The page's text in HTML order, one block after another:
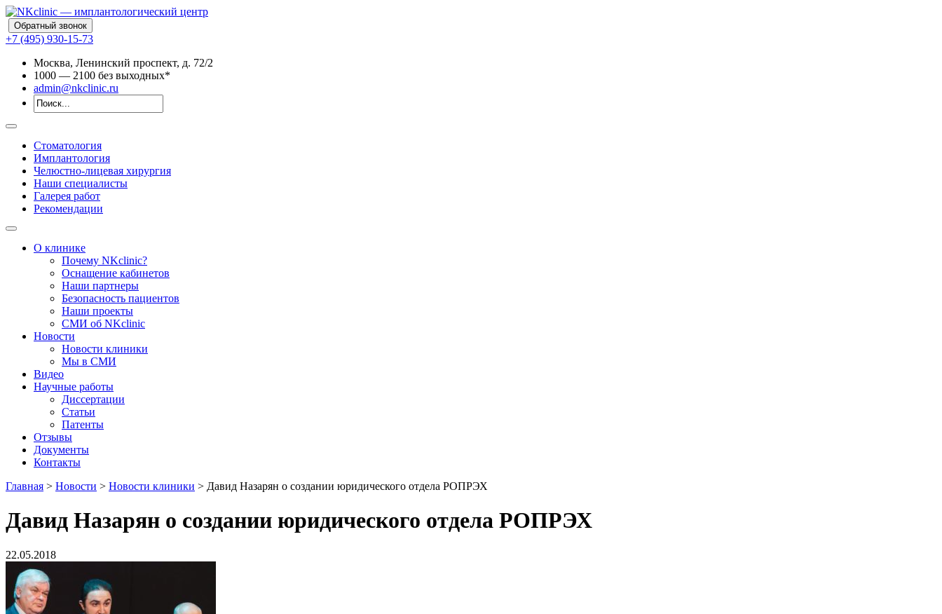
Обратный звонок
+7 (495) 930-15-73
Москва, Ленинский проспект, д. 72/2
1000 — 2100 без выходных*
admin@nkclinic.ru
Стоматология
Имплантология
Челюстно-лицевая хирургия
Наши специалисты
Галерея работ
Рекомендации
О клинике
Почему NKclinic?
Оснащение кабинетов
Наши партнеры
Безопасность пациентов
Наши проекты
СМИ об NKclinic
Новости
Новости клиники
Мы в СМИ
Видео
Научные работы
Диссертации
Статьи
Патенты
Отзывы
Документы
Контакты
Главная > Новости > Новости клиники > Давид Назарян о создании юридического отдела РОПРЭХ
Давид Назарян о создании юридического отдела РОПРЭХ
22.05.2018